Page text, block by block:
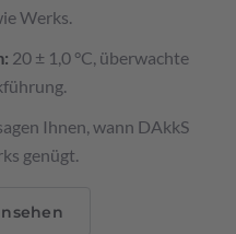
Werks.
20 ± 1,0 °C, überwachte
Ihnen, wann DAkkS
genügt.